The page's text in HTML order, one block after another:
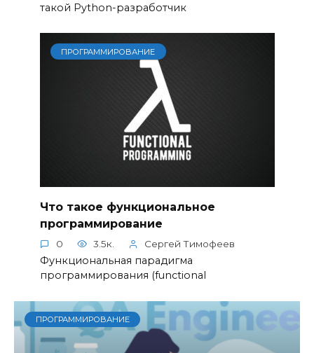
такой Python-разработчик
ПРОГРАММИРОВАНИЕ
Что такое функциональное
программирование
0 3.5к. Сергей Тимофеев
Функциональная парадигма
программирования (functional
ПРОГРАММИРОВАНИЕ